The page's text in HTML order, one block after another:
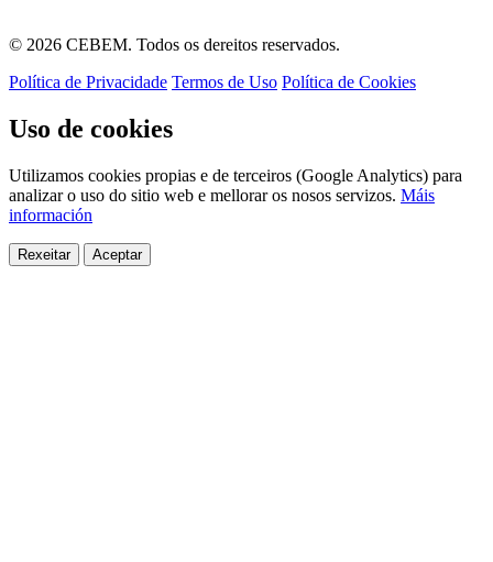
© 2026 CEBEM. Todos os dereitos reservados.
Política de Privacidade Termos de Uso Política de Cookies
Uso de cookies
Utilizamos cookies propias e de terceiros (Google Analytics) para
analizar o uso do sitio web e mellorar os nosos servizos. Máis
información
Rexeitar Aceptar